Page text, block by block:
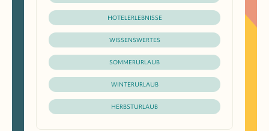
HOTELERLEBNISSE
WISSENSWERTES
SOMMERURLAUB
WINTERURLAUB
HERBSTURLAUB